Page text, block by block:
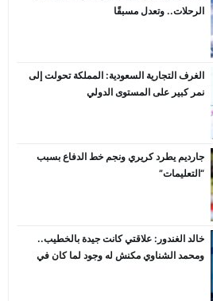
الرحلات.. وتعدل مسبقًا
الغرف التجارية السعودية: المملكة تحولت إلى
نمر كبير على المستوى الدولي
جارديم يطرد كريري ونجم خط الدفاع بسبب
“التعليمات”
خالد الغندور: علاقتي كانت جيدة بالخطيب..
ومحمد الشناوي مكنش له وجود لما كان في